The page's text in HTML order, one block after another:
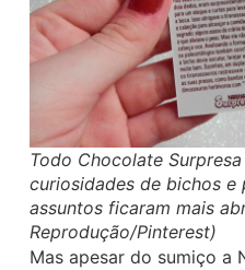
Todo Chocolate
curiosidades de bichos e
assuntos ficaram mais
Reprodução/Pinterest)
Mas apesar do sumiço a